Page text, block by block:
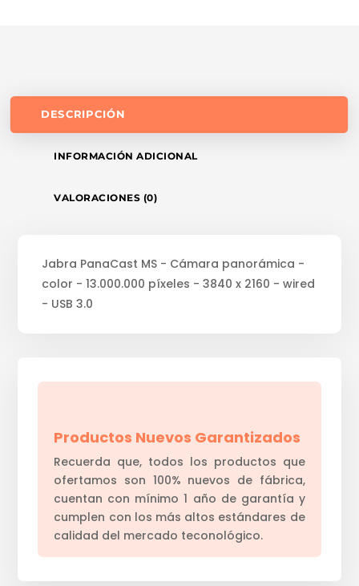
DESCRIPCIÓN
INFORMACIÓN ADICIONAL
VALORACIONES (0)
Jabra PanaCast MS - Cámara panorámica -
color - 13.000.000 píxeles - 3840 x 2160 - wired
- USB 3.0
Productos Nuevos Garantizados
Recuerda que, todos los productos que
ofertamos son 100% nuevos de fábrica,
cuentan con mínimo 1 año de garantía y
cumplen con los más altos estándares de
calidad del mercado teconológico.